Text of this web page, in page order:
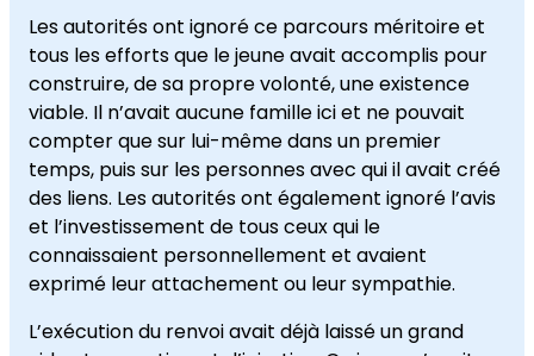
Les autorités ont ignoré ce parcours méritoire et
tous les efforts que le jeune avait accomplis pour
construire, de sa propre volonté, une existence
viable. Il n’avait aucune famille ici et ne pouvait
compter que sur lui-même dans un premier
temps, puis sur les personnes avec qui il avait créé
des liens. Les autorités ont également ignoré l’avis
et l’investissement de tous ceux qui le
connaissaient personnellement et avaient
exprimé leur attachement ou leur sympathie.
L’exécution du renvoi avait déjà laissé un grand